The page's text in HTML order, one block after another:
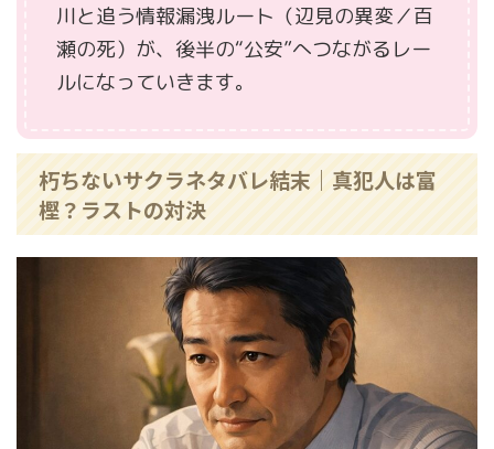
川と追う情報漏洩ルート（辺見の異変／百
瀬の死）が、後半の“公安”へつながるレー
ルになっていきます。
朽ちないサクラネタバレ結末｜真犯人は富
樫？ラストの対決